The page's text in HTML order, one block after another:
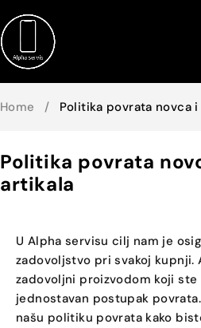
Politika povrata
artikala
Home / Politika povrata novca
U Alpha servisu cilj nam je
zadovoljstvo pri svakoj kupnji.
zadovoljni proizvodom koji
jednostavan postupak
našu politiku povrata kako